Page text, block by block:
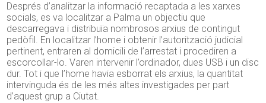
Després d’analitzar la informació recaptada a les xarxes
socials, es va localitzar a Palma un objectiu que
descarregava i distribuïa nombrosos arxius de contingut
pedòfil. En localitzar l’home i obtenir l’autorització judicial
pertinent, entraren al domicili de l’arrestat i procediren a
escorcollar-lo. Varen intervenir l’ordinador, dues USB i un disc
dur. Tot i que l’home havia esborrat els arxius, la quantitat
intervinguda és de les més altes investigades per part
d’aquest grup a Ciutat.